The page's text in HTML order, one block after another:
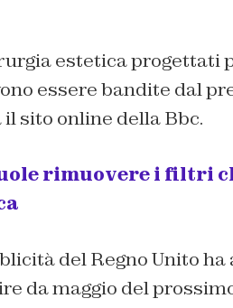
estetica progettati
essere bandite dal
sito online della Bbc.
rimuovere i filtri
del Regno Unito
da maggio del